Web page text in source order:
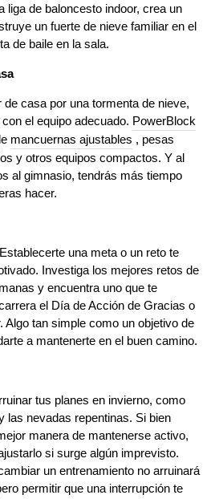
liga de baloncesto indoor, crea un
un fuerte de nieve familiar en el
de baile en la sala.
de casa por una tormenta de nieve,
el equipo adecuado. PowerBlock
mancuernas ajustables , pesas
y otros equipos compactos. Y al
al gimnasio, tendrás más tiempo
hacer.
una meta o un reto te
Investiga los mejores retos de
y encuentra uno que te
el Día de Acción de Gracias o
Algo tan simple como un objetivo de
a mantenerte en el buen camino.
tus planes en invierno, como
las nevadas repentinas. Si bien
manera de mantenerse activo,
si surge algún imprevisto.
un entrenamiento no arruinará
permitir que una interrupción te